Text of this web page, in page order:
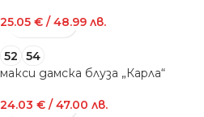
25.05 € / 48.99 лв.
52
54
макси дамска блуза „Карла“
24.03 € / 47.00 лв.